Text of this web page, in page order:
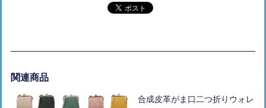
関連商品
合成皮革がま口二つ折りウォレ